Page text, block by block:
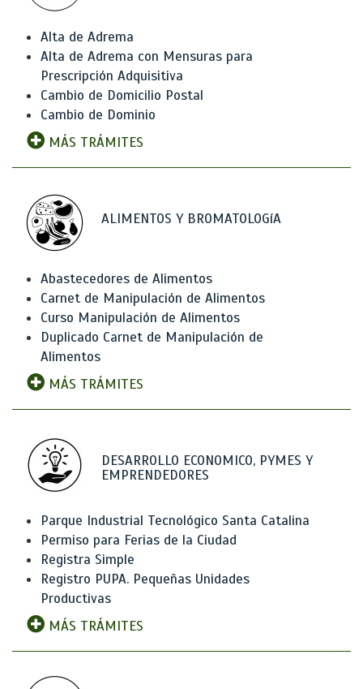
Alta de Adrema
Alta de Adrema con Mensuras para
Prescripción Adquisitiva
Cambio de Domicilio Postal
Cambio de Dominio
MÁS TRÁMITES
ALIMENTOS Y BROMATOLOGíA
Abastecedores de Alimentos
Carnet de Manipulación de Alimentos
Curso Manipulación de Alimentos
Duplicado Carnet de Manipulación de
Alimentos
MÁS TRÁMITES
DESARROLLO ECONOMICO, PYMES Y
EMPRENDEDORES
Parque Industrial Tecnológico Santa Catalina
Permiso para Ferias de la Ciudad
Registra Simple
Registro PUPA. Pequeñas Unidades
Productivas
MÁS TRÁMITES